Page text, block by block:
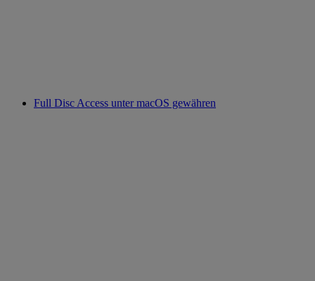
Full Disc Access unter macOS gewähren